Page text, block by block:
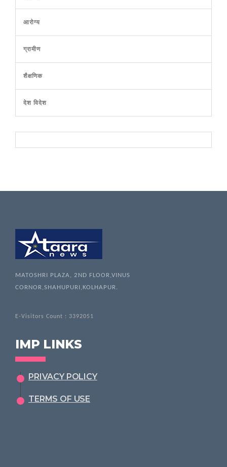
आरोग्य
ग्रामीण
शैक्षणिक
देश विदेश
MATOSHRI PLAZA, 2ND FLOOR,VINUS
CORNOR,SHAHUPURI,KOLHAPUR.
E-Visitors Count : 3392051
IMP LINKS
PRIVACY POLICY
TERMS OF USE